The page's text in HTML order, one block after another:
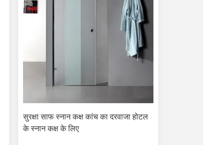
सुरक्षा साफ स्नान कक्ष कांच का दरवाजा होटल
के स्नान कक्ष के लिए